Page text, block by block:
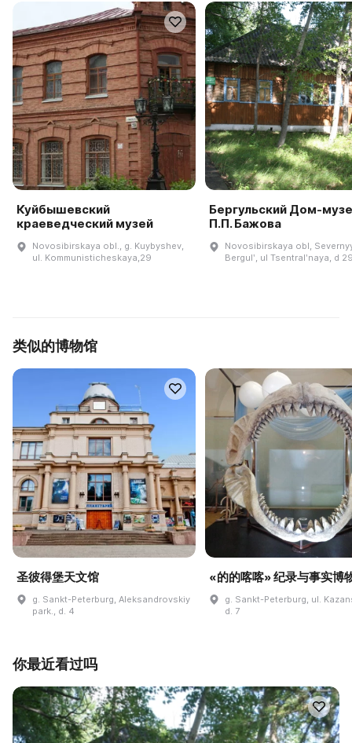
Куйбышевский
краеведческий музей
Novosibirskaya obl., g. Kuybyshev,
ul. Kommunisticheskaya,29
Бергульский Дом-
П.П. Бажова
Novosibirskaya obl,
Bergulʹ, ul Tsentralʹnaya, d
类似的博物馆
圣彼得堡天文馆
g. Sankt-Peterburg, Aleksandrovskiy
park., d. 4
«的的喀喀» 纪录与事实博
g. Sankt-Peterburg, ul.
d. 7
你最近看过吗